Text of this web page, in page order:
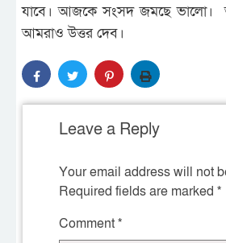
যাবে। আজকে সংসদ জমছে ভালো।
আমরাও উত্তর দেব।
Leave a Reply
Your email address will not
Required fields are marked *
Comment*